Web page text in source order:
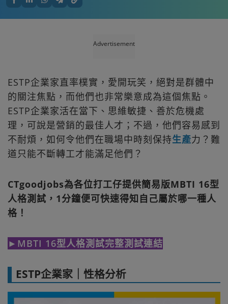
Advertisement
ESTP企業家直率樸實，愛開玩笑，絕對是群體中
的關注焦點，而他們也非常樂意成為這個焦點。
ESTP企業家活在當下、思維敏捷、善於危機處
理，可說是營銷的最佳人才；不過，他們容易感到
不耐煩，如何令他們在職場中時刻保持生產力？難
道只能不斷轉工才能滿足他們？
CTgoodjobs為各位打工仔提供簡易版MBTI 16型
人格測試，1分鐘便可快速得知自己屬於哪一種人
格！
►MBTI 16型人格測試完整測試連結
ESTP企業家｜性格分析